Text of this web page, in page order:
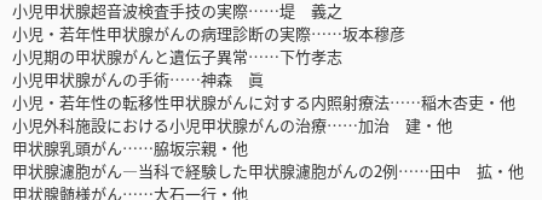
小児甲状腺超音波検査手技の実際……堤 義之
小児・若年性甲状腺がんの病理診断の実際……坂本穆彦
小児期の甲状腺がんと遺伝子異常……下竹孝志
小児甲状腺がんの手術……神森 眞
小児・若年性の転移性甲状腺がんに対する内照射療法……稲木杏吏・他
小児外科施設における小児甲状腺がんの治療……加治 建・他
甲状腺乳頭がん……脇坂宗親・他
甲状腺濾胞がん―当科で経験した甲状腺濾胞がんの2例……田中 拡・他
甲状腺髄様がん……大石一行・他